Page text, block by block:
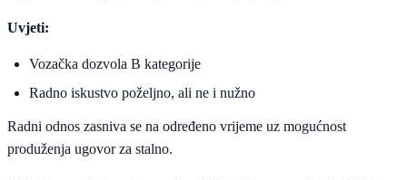
Uvjeti:
Vozačka dozvola B kategorije
Radno iskustvo poželjno, ali ne i nužno
Radni odnos zasniva se na određeno vrijeme uz mogućnost
produženja ugovor za stalno.